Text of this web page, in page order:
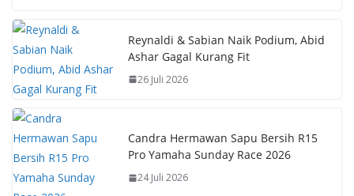
e
b
o
o
k
s
A
p
e
st
y
Li
n
Reynaldi & Sabian Naik Podium, Abid
Ashar Gagal Kurang Fit
26 Juli 2026
Candra Hermawan Sapu Bersih R15
Pro Yamaha Sunday Race 2026
24 Juli 2026